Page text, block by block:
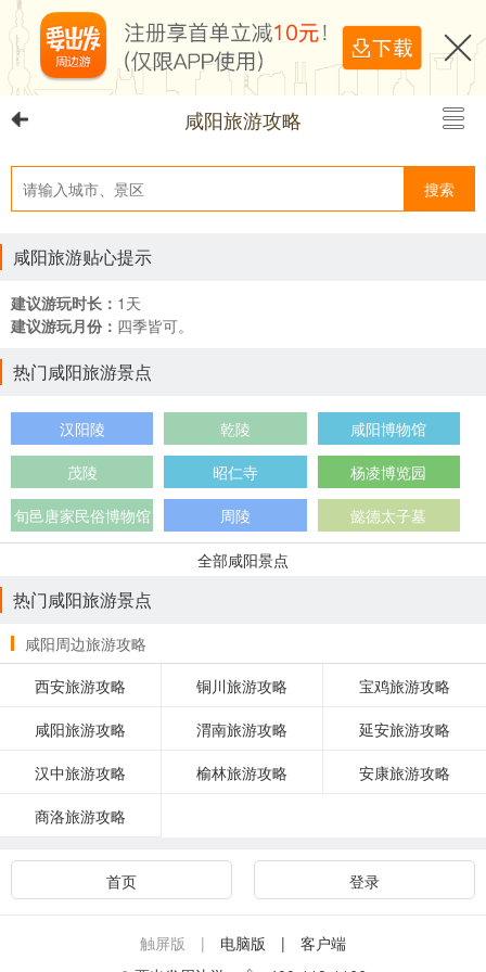
咸阳旅游攻略
搜索
咸阳旅游贴心提示
建议游玩时长： 1天
建议游玩月份： 四季皆可。
热门咸阳旅游景点
汉阳陵 乾陵
咸阳博物馆
茂陵
昭仁寺
杨凌博览园
旬邑唐家民俗博物馆
周陵 懿德太子墓
全部咸阳景点
热门咸阳旅游景点
咸阳周边旅游攻略
西安旅游攻略
铜川旅游攻略
宝鸡旅游攻略
咸阳旅游攻略
渭南旅游攻略
延安旅游攻略
汉中旅游攻略
榆林旅游攻略
安康旅游攻略
商洛旅游攻略
首页 登录
触屏版 | 电脑版 | 客户端